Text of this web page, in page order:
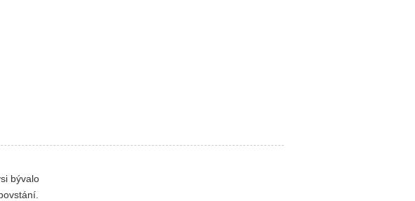
bývalo